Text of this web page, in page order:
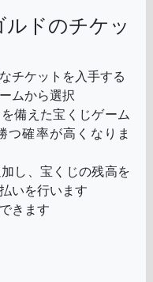
ドのチケッ
チケットを入手する
ムから選択
備えた宝くじゲーム
つ確率が高くなりま
し、宝くじの残高を
いを行います
きます